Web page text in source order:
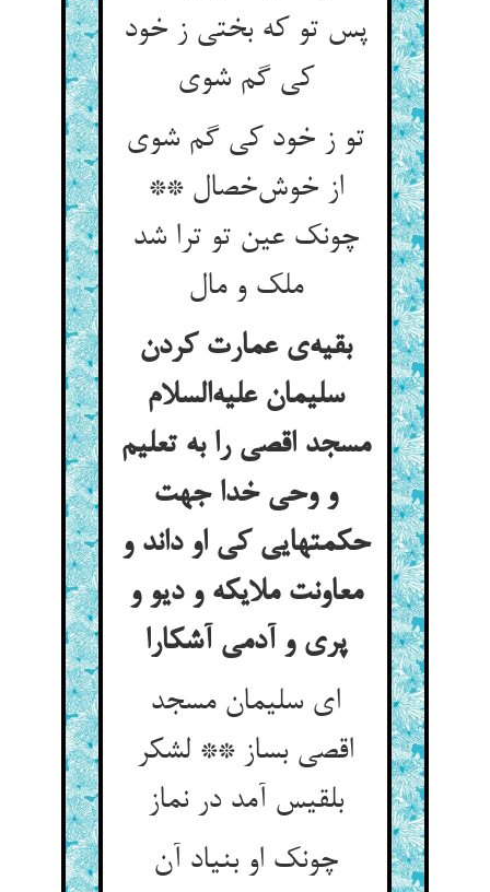
پس تو که بختی ز خود
کی گم شوی
تو ز خود کی گم شوی
از خوش‌خصال **
چونک عین تو ترا شد
ملک و مال
بقیه‌ی عمارت کردن
سلیمان علیه‌السلام
مسجد اقصی را به تعلیم
و وحی خدا جهت
حکمتهایی کی او داند و
معاونت ملایکه و دیو و
پری و آدمی آشکارا
ای سلیمان مسجد
اقصی بساز ** لشکر
بلقیس آمد در نماز
چونک او بنیاد آن